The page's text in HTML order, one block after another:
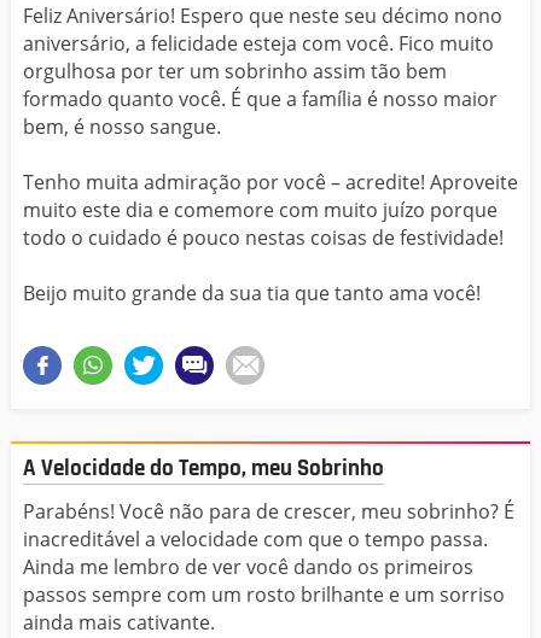
Feliz Aniversário! Espero que neste seu décimo nono
aniversário, a felicidade esteja com você. Fico muito
orgulhosa por ter um sobrinho assim tão bem
formado quanto você. É que a família é nosso maior
bem, é nosso sangue.
Tenho muita admiração por você – acredite! Aproveite
muito este dia e comemore com muito juízo porque
todo o cuidado é pouco nestas coisas de festividade!
Beijo muito grande da sua tia que tanto ama você!
A Velocidade do Tempo, meu Sobrinho
Parabéns! Você não para de crescer, meu sobrinho? É
inacreditável a velocidade com que o tempo passa.
Ainda me lembro de ver você dando os primeiros
passos sempre com um rosto brilhante e um sorriso
ainda mais cativante.